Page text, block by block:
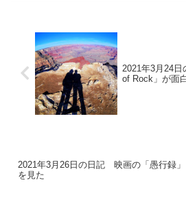
ようで、憂鬱。唇の...
2021年3月24
of Rock」が面
2021年3月26日の日記 映画の「愚行録」
を見た